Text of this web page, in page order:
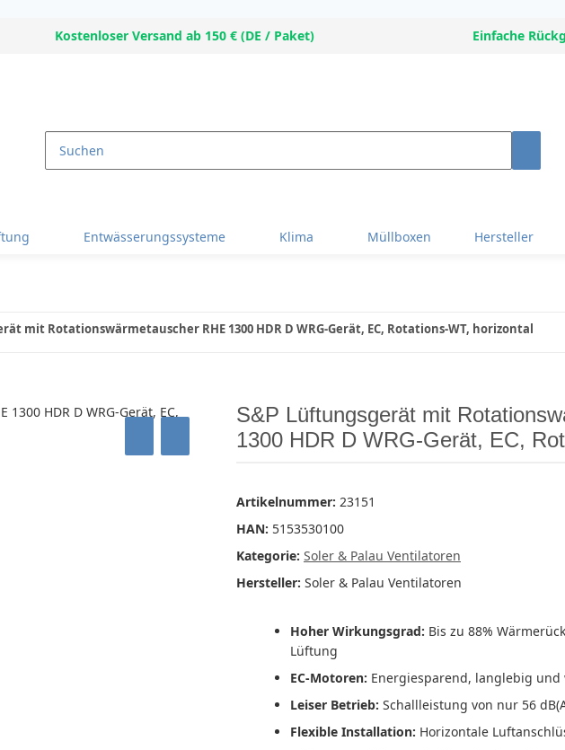
Kostenloser Versand ab 150 € (DE / Paket) Einfache
Entwässerungssysteme Klima Müllboxen Hersteller
mit Rotationswärmetauscher RHE 1300 HDR D WRG-Gerät, EC, Rotations-WT, horizontal
S&P Lüftungsgerät mit
1300 HDR D WRG-Gerät, EC,
Artikelnummer: 23151
HAN: 5153530100
Kategorie: Soler & Palau Ventilatoren
Hersteller: Soler & Palau Ventilatoren
Hoher Wirkungsgrad: Bis zu 88%
Lüftung
EC-Motoren: Energiesparend, langlebig
Leiser Betrieb: Schallleistung von nur 56
Flexible Installation: Horizontale